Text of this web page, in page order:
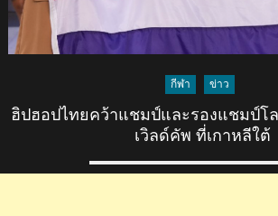
กีฬา ข่าว
ฮิปฮอปไทยคว้าแชมป์และรองแชมป์โ
เวิลด์คัพ ที่เกาหลีใต้